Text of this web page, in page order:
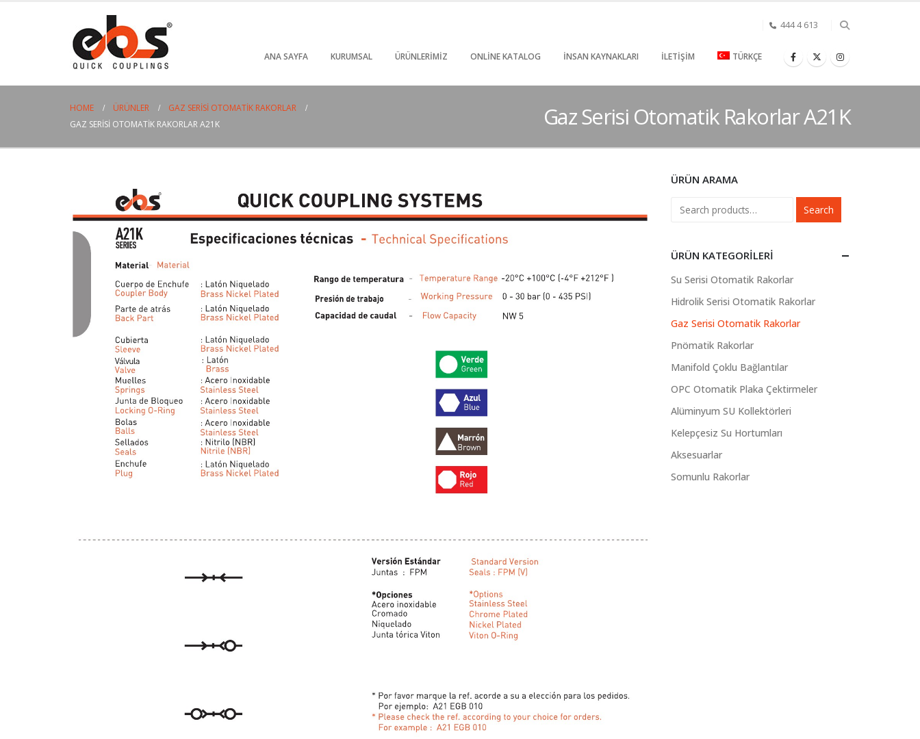
444 4 613
ANA SAYFA KURUMSAL ÜRÜNLERIMIZ ONLINE KATALOG İNSAN KAYNAKLARI İLETIŞIM TÜRKÇE
HOME ÜRÜNLER
GAZ SERISI OTOMATIK RAKORLAR
GAZ SERISI OTOMATIK RAKORLAR A21K
Gaz Serisi Otomatik Rakorlar A21K
ÜRÜN ARAMA
Search
ÜRÜN KATEGORILERI
Su Serisi Otomatik Rakorlar
Hidrolik Serisi Otomatik Rakorlar
Gaz Serisi Otomatik Rakorlar
Pnömatik Rakorlar
Manifold Çoklu Bağlantılar
OPC Otomatik Plaka Çektirmeler
Alüminyum SU Kollektörleri
Kelepçesiz Su Hortumları
Aksesuarlar
Somunlu Rakorlar